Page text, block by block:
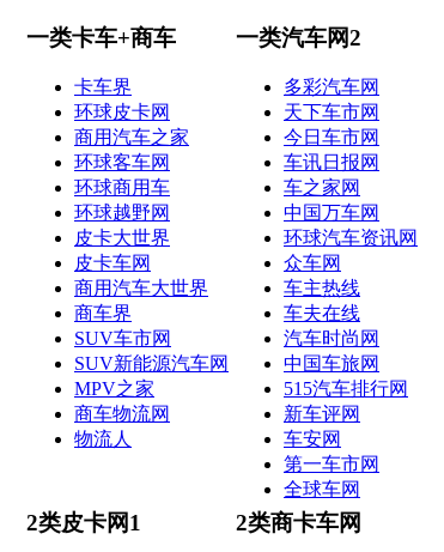
一类卡车+商车
卡车界
环球皮卡网
商用汽车之家
环球客车网
环球商用车
环球越野网
皮卡大世界
皮卡车网
商用汽车大世界
商车界
SUV车市网
SUV新能源汽车网
MPV之家
商车物流网
物流人
一类汽车网2
多彩汽车网
天下车市网
今日车市网
车讯日报网
车之家网
中国万车网
环球汽车资讯网
众车网
车主热线
车夫在线
汽车时尚网
中国车旅网
515汽车排行网
新车评网
车安网
第一车市网
全球车网
2类皮卡网1 2类商卡车网